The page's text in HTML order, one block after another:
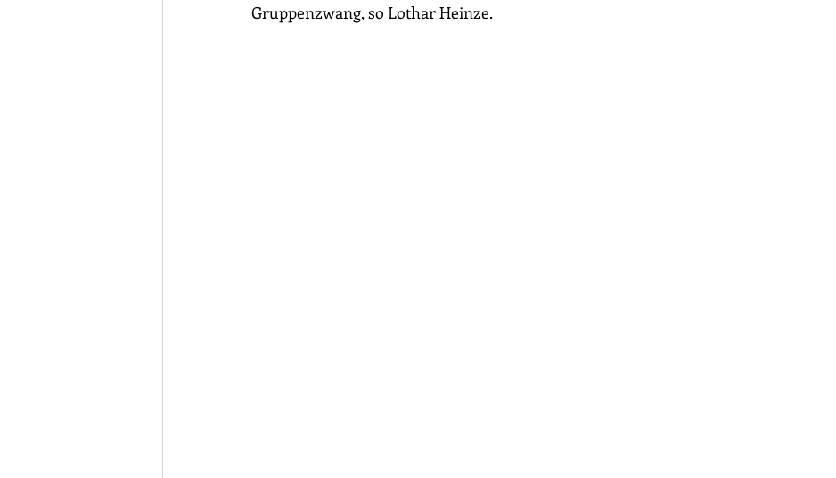
Gruppenzwang, so Lothar Heinze.